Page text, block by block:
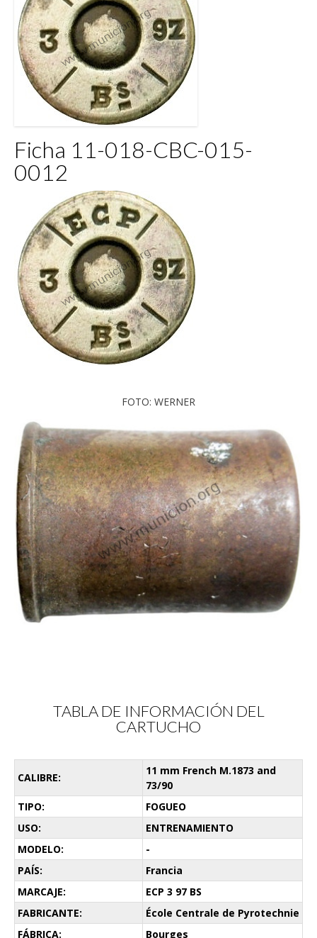
Ficha 11-018-CBC-015-
0012
FOTO: WERNER
TABLA DE INFORMACIÓN DEL
CARTUCHO
CALIBRE:
11 mm French M.1873 and
73/90
TIPO:
FOGUEO
USO:
ENTRENAMIENTO
MODELO:
-
PAÍS:
Francia
MARCAJE:
ECP 3 97 BS
FABRICANTE:
École Centrale de Pyrotechnie
FÁBRICA:
Bourges